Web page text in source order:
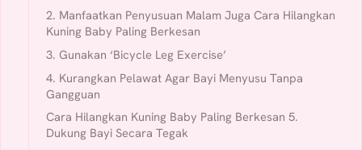
2. Manfaatkan Penyusuan Malam Juga Cara Hilangkan
Kuning Baby Paling Berkesan
3. Gunakan ‘Bicycle Leg Exercise’
4. Kurangkan Pelawat Agar Bayi Menyusu Tanpa
Gangguan
Cara Hilangkan Kuning Baby Paling Berkesan 5.
Dukung Bayi Secara Tegak